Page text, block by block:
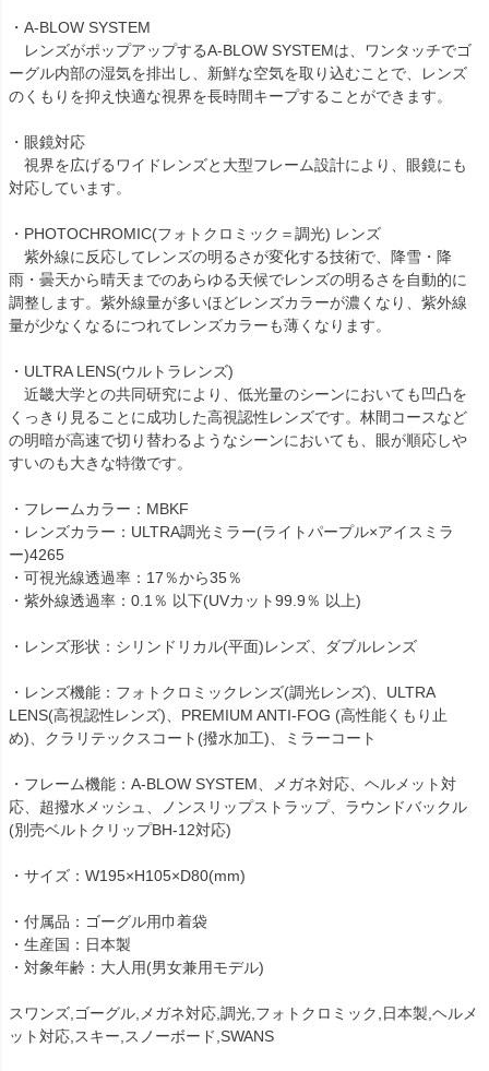
・A-BLOW SYSTEM
レンズがポップアップするA-BLOW SYSTEMは、ワンタッチでゴ
ーグル内部の湿気を排出し、新鮮な空気を取り込むことで、レンズ
のくもりを抑え快適な視界を長時間キープすることができます。
・眼鏡対応
視界を広げるワイドレンズと大型フレーム設計により、眼鏡にも
対応しています。
・PHOTOCHROMIC(フォトクロミック＝調光) レンズ
紫外線に反応してレンズの明るさが変化する技術で、降雪・降
雨・曇天から晴天までのあらゆる天候でレンズの明るさを自動的に
調整します。紫外線量が多いほどレンズカラーが濃くなり、紫外線
量が少なくなるにつれてレンズカラーも薄くなります。
・ULTRA LENS(ウルトラレンズ)
近畿大学との共同研究により、低光量のシーンにおいても凹凸を
くっきり見ることに成功した高視認性レンズです。林間コースなど
の明暗が高速で切り替わるようなシーンにおいても、眼が順応しや
すいのも大きな特徴です。
・フレームカラー：MBKF
・レンズカラー：ULTRA調光ミラー(ライトパープル×アイスミラ
ー)4265
・可視光線透過率：17％から35％
・紫外線透過率：0.1％ 以下(UVカット99.9％ 以上)
・レンズ形状：シリンドリカル(平面)レンズ、ダブルレンズ
・レンズ機能：フォトクロミックレンズ(調光レンズ)、ULTRA
LENS(高視認性レンズ)、PREMIUM ANTI-FOG (高性能くもり止
め)、クラリテックスコート(撥水加工)、ミラーコート
・フレーム機能：A-BLOW SYSTEM、メガネ対応、ヘルメット対
応、超撥水メッシュ、ノンスリップストラップ、ラウンドバックル
(別売ベルトクリップBH-12対応)
・サイズ：W195×H105×D80(mm)
・付属品：ゴーグル用巾着袋
・生産国：日本製
・対象年齢：大人用(男女兼用モデル)
スワンズ,ゴーグル,メガネ対応,調光,フォトクロミック,日本製,ヘルメ
ット対応,スキー,スノーボード,SWANS